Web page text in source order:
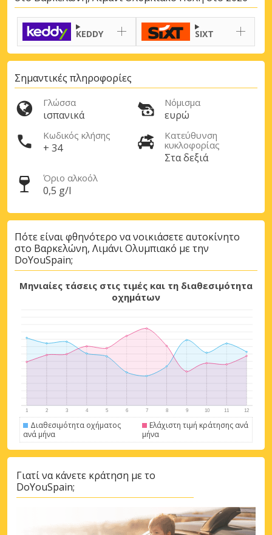
KEDDY SIXT
Σημαντικές πληροφορίες
Γλώσσα
ισπανικά
Νόμισμα
ευρώ
Κωδικός κλήσης
+ 34
Κατεύθυνση
κυκλοφορίας
Στα δεξιά
Όριο αλκοόλ
0,5 g/l
Πότε είναι φθηνότερο να νοικιάσετε αυτοκίνητο
στο Βαρκελώνη, Λιμάνι Ολυμπιακό με την
DoYouSpain;
Μηνιαίες τάσεις στις τιμές και τη διαθεσιμότητα
οχημάτων
Διαθεσιμότητα οχήματος
ανά μήνα
Ελάχιστη τιμή κράτησης ανά
μήνα
Γιατί να κάνετε κράτηση με το
DoYouSpain;
Μεγάλες εξοικονομήσεις
Αποκτήστε πρόσβαση σε αποκλειστικές